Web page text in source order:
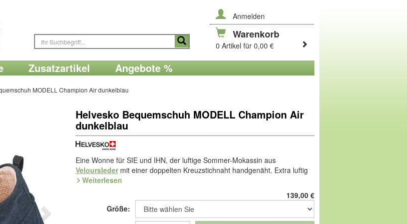
Anmelden
Warenkorb
0 Artikel für 0,00 €
Zusatzartikel Angebote %
MODELL Champion Air dunkelblau
Helvesko Bequemschuh MODELL Champion Air
dunkelblau
Eine Wonne für SIE und IHN, der luftige Sommer-Mokassin aus
Veloursledermit einer doppelten Kreuzstichnaht handgenäht. Extra luftig
durch gelochtes Blatt und perforiertes Lederfutter, mit einer
ist an der Ferse hochgezogen, praktisch z.B. beim Autofahren.
Mokassinist Schuhmacherkunst zum Verwöhnen. Das Leder
Weiterlesen
139,00 €
Größe: